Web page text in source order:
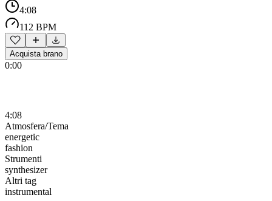
4:08
112 BPM
Acquista brano
0:00
4:08
Atmosfera/Tema
energetic
fashion
Strumenti
synthesizer
Altri tag
instrumental